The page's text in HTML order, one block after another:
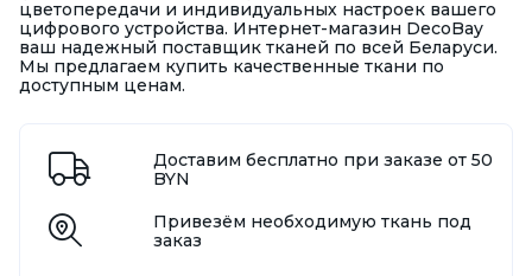
цветопередачи и индивидуальных настроек вашего
цифрового устройства. Интернет-магазин DecoBay
ваш надежный поставщик тканей по всей Беларуси.
Мы предлагаем купить качественные ткани по
доступным ценам.
Доставим бесплатно при заказе от 50
BYN
Привезём необходимую ткань под
заказ